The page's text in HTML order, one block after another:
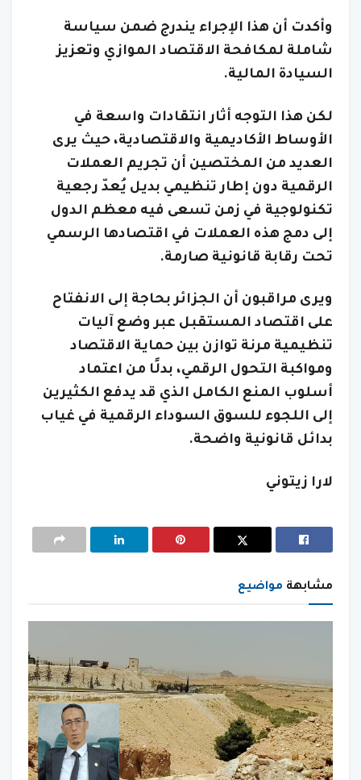
وأكدت أن هذا الإجراء يندرج ضمن سياسة
شاملة لمكافحة الاقتصاد الموازي وتعزيز
السيادة المالية.
لكن هذا التوجه أثار انتقادات واسعة في
الأوساط الأكاديمية والاقتصادية، حيث يرى
العديد من المختصين أن تجريم العملات
الرقمية دون إطار تنظيمي بديل يُعدّ رجعية
تكنولوجية في زمن تسعى فيه معظم الدول
إلى دمج هذه العملات في اقتصادها الرسمي
تحت رقابة قانونية صارمة.
ويرى مراقبون أن الجزائر بحاجة إلى الانفتاح
على اقتصاد المستقبل عبر وضع آليات
تنظيمية مرنة توازن بين حماية الاقتصاد
ومواكبة التحول الرقمي، بدلًا من اعتماد
أسلوب المنع الكامل الذي قد يدفع الكثيرين
إلى اللجوء للسوق السوداء الرقمية في غياب
بدائل قانونية واضحة.
لارا زيتوني
مشابهة مواضيع